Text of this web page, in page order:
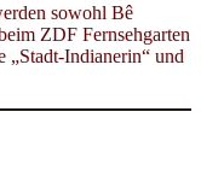
sowohl Bê
ZDF Fernsehgarten
„Stadt-Indianerin“ und